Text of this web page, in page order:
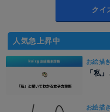
クイ
人気急上昇中
お絵描
「私
お絵描